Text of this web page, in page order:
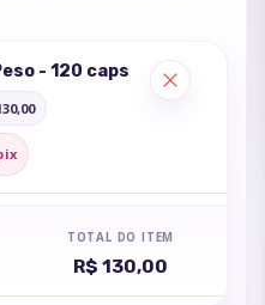
- 120 caps
TOTAL DO ITEM
R$ 130,00